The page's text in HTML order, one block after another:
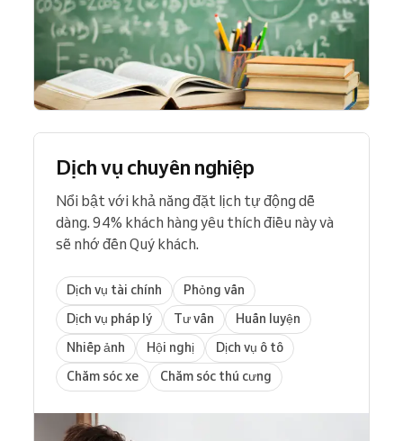
Dịch vụ chuyên nghiệp
Nổi bật với khả năng đặt lịch tự động dễ
dàng. 94% khách hàng yêu thích điều này và
sẽ nhớ đến Quý khách.
Dịch vụ tài chính
Phỏng vấn
Dịch vụ pháp lý
Tư vấn
Huấn luyện
Nhiếp ảnh
Hội nghị
Dịch vụ ô tô
Chăm sóc xe
Chăm sóc thú cưng